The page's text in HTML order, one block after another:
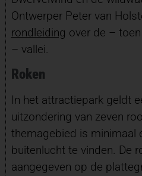
Ontwerper Peter van
rondleiding over de –
– vallei.
Roken
In het attractiepark geldt
uitzondering van zeven
themagebied is minimaal
buitenlucht te vinden. De
aangegeven op de